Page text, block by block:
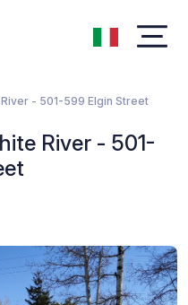
- 501-599 Elgin Street
River - 501-